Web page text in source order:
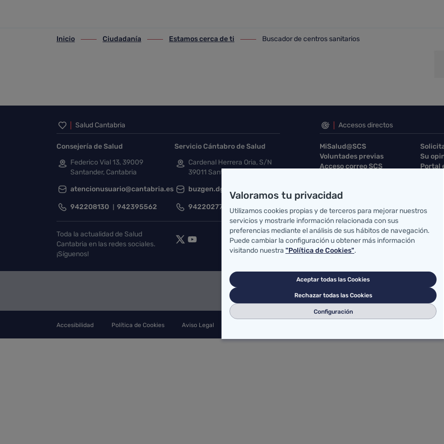
ir-a inicio
Inicio
ir-a Ciudadanía
Ciudadanía
ir-a Estamos cerca de ti
Estamos cerca de ti
ir-a Buscador de centros sanitarios
Buscador de centros sanitarios
Inicio del pie de página
Salud Cantabria
Consejería de Salud
Federico Vial 13, 39009
Santander, Cantabria
atencionusuario@cantabria.es
942208130 942395562
Servicio Cántabro de Salud
Cardenal Herrera Oria, S/N
39011 Santander, Cantabria
buzgen.dg@scsalud.es
942202770 942202772
Toda la actualidad de Salud
Cantabria en las redes sociales.
¡Síguenos!
Accesos directos
MiSalud@SCS
Voluntades previas
Su
Acceso correo SCS
Portal
Accesibilidad Política de Cookies Aviso Legal
Valoramos tu privacidad
Utilizamos cookies propias y de terceros para mejorar nuestros
servicios y mostrarle información relacionada con sus
preferencias mediante el análisis de sus hábitos de navegación.
Puede cambiar la configuración u obtener más información
visitando nuestra "Política de Cookies".
Aceptar todas las Cookies
Rechazar todas las Cookies
Configuración